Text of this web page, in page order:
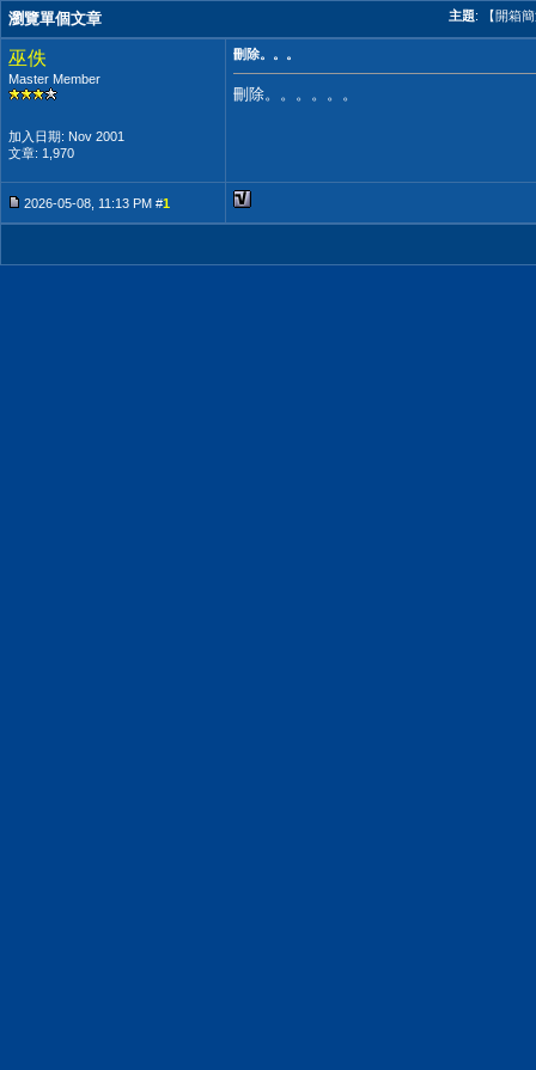
主題: 【開箱
瀏覽單個文章
巫佚
Master Member
加入日期: Nov 2001
文章: 1,970
刪除。。。
刪除。。。。。。
2026-05-08, 11:13 PM #1